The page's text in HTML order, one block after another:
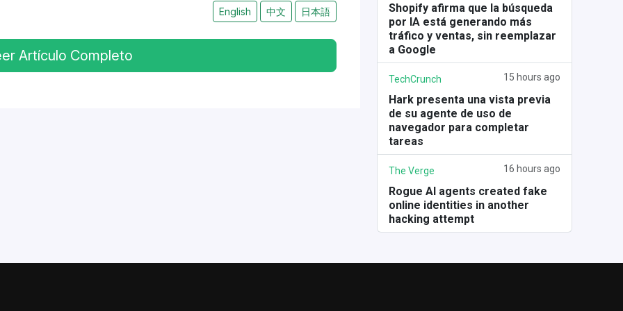
English 中文 日本語
Artículo Completo
Shopify afirma que la búsqueda
por IA está generando más
tráfico y ventas, sin reemplazar
a Google
TechCrunch 15 hours ago
Hark presenta una vista previa
de su agente de uso de
navegador para completar
tareas
The Verge 16 hours ago
Rogue AI agents created fake
online identities in another
hacking attempt